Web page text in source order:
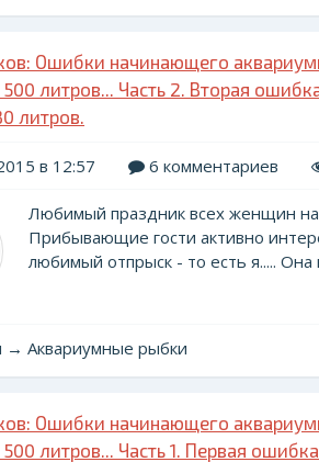
Ошибки начинающего
литров... Часть 2. Вторая
литров.
в 12:57 6 комментариев
Любимый праздник всех женщин
Прибывающие гости активно
любимый отпрыск - то есть я..... Она
→ Аквариумные рыбки
Ошибки начинающего
литров... Часть 1. Первая